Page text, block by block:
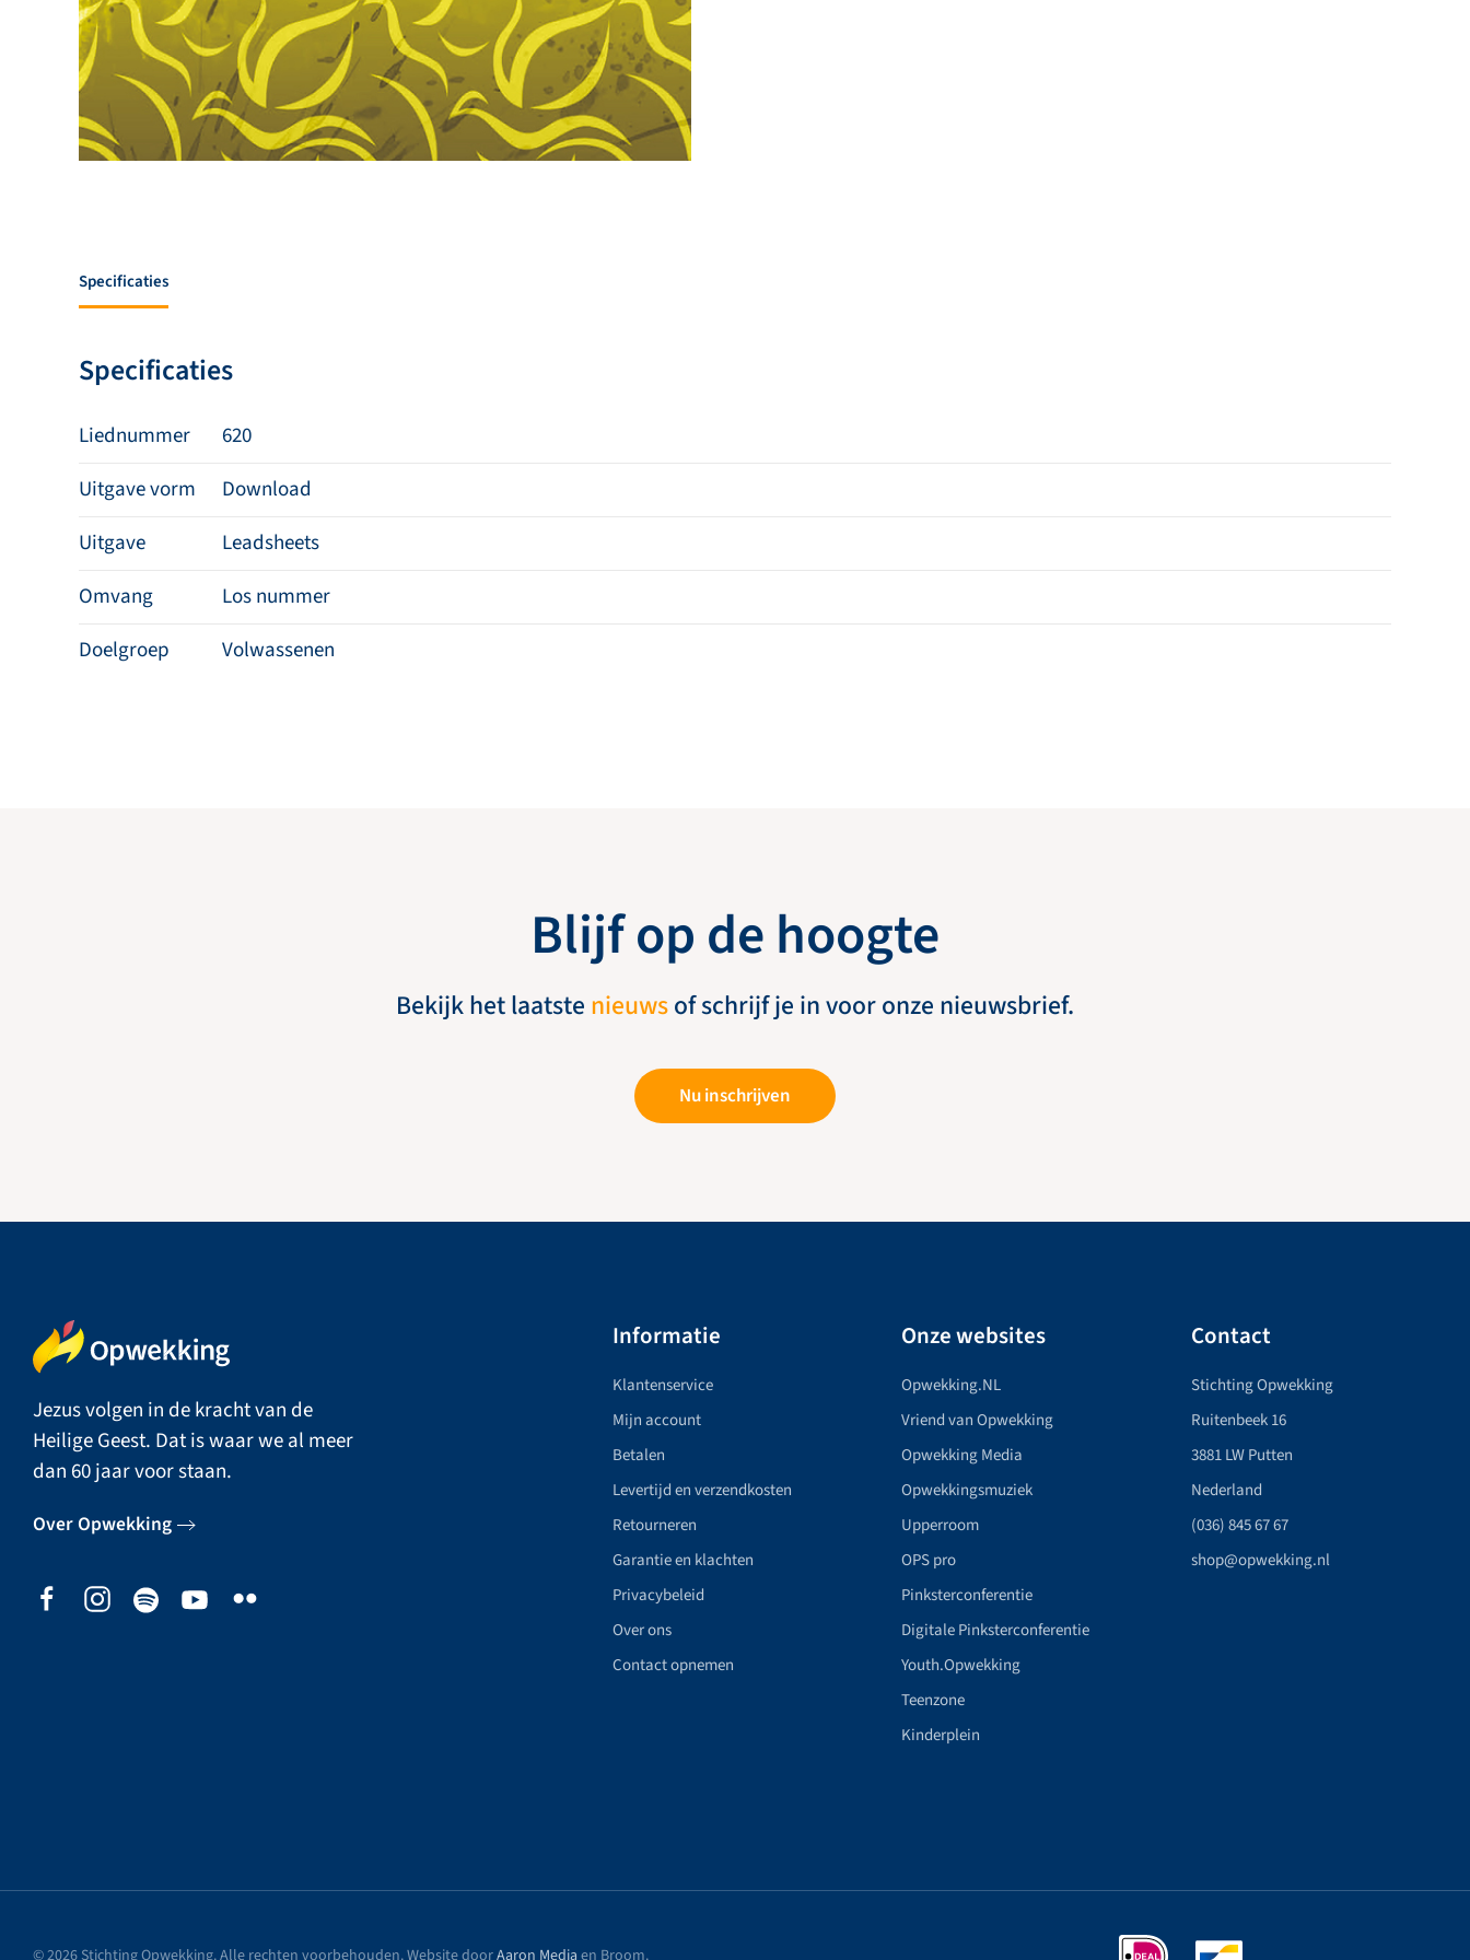
Specificaties
Specificaties
Liednummer
620
Uitgave vorm
Download
Uitgave
Leadsheets
Omvang
Los nummer
Doelgroep
Volwassenen
Blijf op de hoogte
Bekijk het laatste nieuwsof schrijf je in voor onze nieuwsbrief.
Nu inschrijven
Jezus volgen in de kracht van de
Heilige Geest. Dat is waar we al meer
dan 60 jaar voor staan.
Over Opwekking
Informatie
Klantenservice
Mijn account
Betalen
Levertijd en verzendkosten
Retourneren
Garantie en klachten
Privacybeleid
Over ons
Contact opnemen
Onze websites
Opwekking.NL
Vriend van Opwekking
Opwekking Media
Opwekkingsmuziek
Upperroom
OPS pro
Pinksterconferentie
Digitale Pinksterconferentie
Youth.Opwekking
Teenzone
Kinderplein
Contact
Stichting Opwekking
Ruitenbeek 16
3881 LW Putten
Nederland
(036) 845 67 67
shop@opwekking.nl